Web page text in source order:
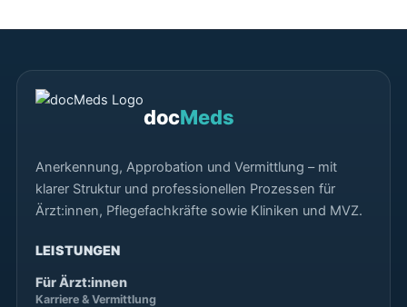
docMeds
Anerkennung, Approbation und Vermittlung – mit
klarer Struktur und professionellen Prozessen für
Ärzt:innen, Pflegefachkräfte sowie Kliniken und MVZ.
LEISTUNGEN
Für Ärzt:innen
Karriere & Vermittlung